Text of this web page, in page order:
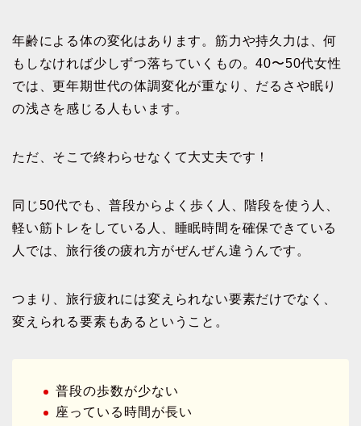
年齢による体の変化はあります。筋力や持久力は、何
もしなければ少しずつ落ちていくもの。40〜50代女性
では、更年期世代の体調変化が重なり、だるさや眠り
の浅さを感じる人もいます。
ただ、そこで終わらせなくて大丈夫です！
同じ50代でも、普段からよく歩く人、階段を使う人、
軽い筋トレをしている人、睡眠時間を確保できている
人では、旅行後の疲れ方がぜんぜん違うんです。
つまり、旅行疲れには変えられない要素だけでなく、
変えられる要素もあるということ。
普段の歩数が少ない
座っている時間が長い